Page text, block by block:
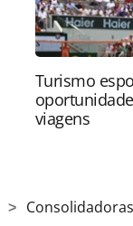
Turismo
viagens
Consolidadoras